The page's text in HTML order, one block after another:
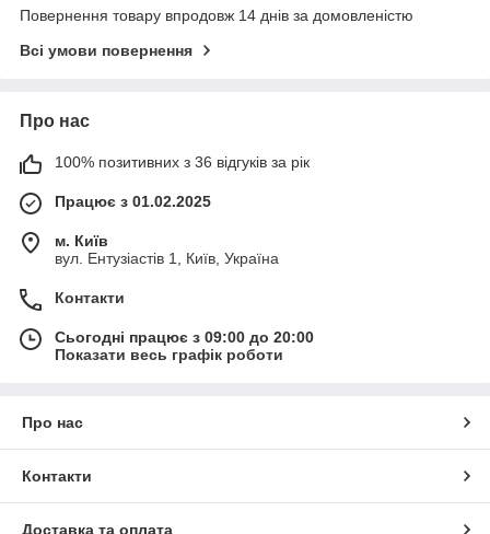
Повернення товару впродовж 14 днів за домовленістю
Всі умови повернення
Про нас
100% позитивних з 36 відгуків за рік
Працює з 01.02.2025
м. Київ
вул. Ентузіастів 1, Київ, Україна
Контакти
Сьогодні працює з 09:00 до 20:00
Показати весь графік роботи
Про нас
Контакти
Доставка та оплата